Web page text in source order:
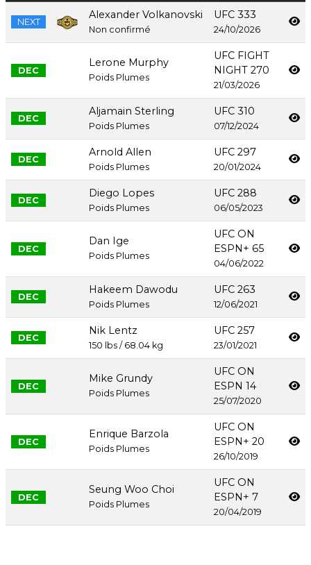
NEXT
Alexander Volkanovski
Non confirmé
UFC 333
24/10/2026
DEC
Lerone Murphy
Poids Plumes
UFC FIGHT
NIGHT 270
21/03/2026
DEC
Aljamain Sterling
Poids Plumes
UFC 310
07/12/2024
DEC
Arnold Allen
Poids Plumes
UFC 297
20/01/2024
DEC
Diego Lopes
Poids Plumes
UFC 288
06/05/2023
DEC
Dan Ige
Poids Plumes
UFC ON
ESPN+ 65
04/06/2022
DEC
Hakeem Dawodu
Poids Plumes
UFC 263
12/06/2021
DEC
Nik Lentz
150 lbs / 68.04 kg
UFC 257
23/01/2021
DEC
Mike Grundy
Poids Plumes
UFC ON
ESPN 14
25/07/2020
DEC
Enrique Barzola
Poids Plumes
UFC ON
ESPN+ 20
26/10/2019
DEC
Seung Woo Choi
Poids Plumes
UFC ON
ESPN+ 7
20/04/2019